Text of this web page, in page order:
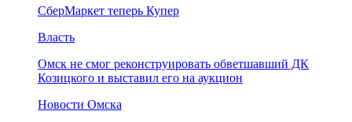
СберМаркет теперь Купер
Власть
Омск не смог реконструировать обветшавший ДК
Козицкого и выставил его на аукцион
Новости Омска